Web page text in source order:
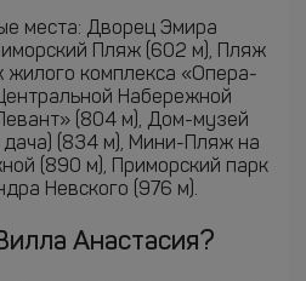
места: Дворец Эмира
Пляж (602 м), Пляж
жилого комплекса «Опера-
Набережной
(804 м), Дом-музей
(834 м), Мини-Пляж на
(890 м), Приморский парк
Невского (976 м).
Анастасия?